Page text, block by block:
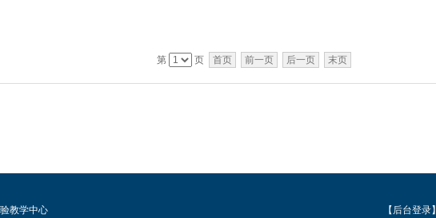
第 页 首页 前一页 后一页 末页
教学中心 【后台登录】